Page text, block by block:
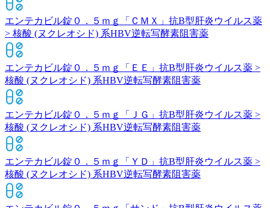
エンテカビル錠０．５ｍｇ「ＣＭＸ」 抗B型肝炎ウイルス薬
> 核酸 (ヌクレオシド) 系HBV逆転写酵素阻害薬
エンテカビル錠０．５ｍｇ「ＥＥ」 抗B型肝炎ウイルス薬 >
核酸 (ヌクレオシド) 系HBV逆転写酵素阻害薬
エンテカビル錠０．５ｍｇ「ＪＧ」 抗B型肝炎ウイルス薬 >
核酸 (ヌクレオシド) 系HBV逆転写酵素阻害薬
エンテカビル錠０．５ｍｇ「ＹＤ」 抗B型肝炎ウイルス薬 >
核酸 (ヌクレオシド) 系HBV逆転写酵素阻害薬